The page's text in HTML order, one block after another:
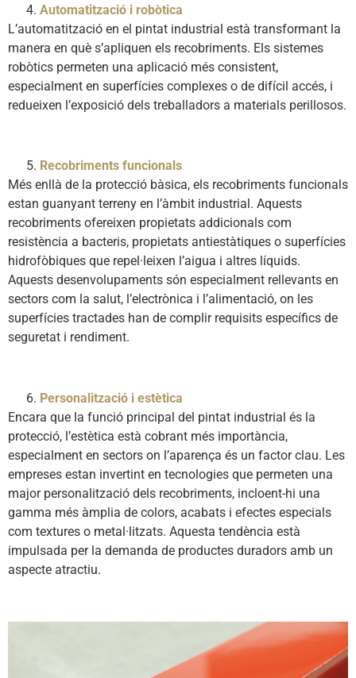
Automatització i robòtica
L’automatització en el pintat industrial està transformant la
manera en què s’apliquen els recobriments. Els sistemes
robòtics permeten una aplicació més consistent,
especialment en superfícies complexes o de difícil accés, i
redueixen l’exposició dels treballadors a materials perillosos.
Recobriments funcionals
Més enllà de la protecció bàsica, els recobriments funcionals
estan guanyant terreny en l’àmbit industrial. Aquests
recobriments ofereixen propietats addicionals com
resistència a bacteris, propietats antiestàtiques o superfícies
hidrofòbiques que repel·leixen l’aigua i altres líquids.
Aquests desenvolupaments són especialment rellevants en
sectors com la salut, l’electrònica i l’alimentació, on les
superfícies tractades han de complir requisits específics de
seguretat i rendiment.
Personalització i estètica
Encara que la funció principal del pintat industrial és la
protecció, l’estètica està cobrant més importància,
especialment en sectors on l’aparença és un factor clau. Les
empreses estan invertint en tecnologies que permeten una
major personalització dels recobriments, incloent-hi una
gamma més àmplia de colors, acabats i efectes especials
com textures o metal·litzats. Aquesta tendència està
impulsada per la demanda de productes duradors amb un
aspecte atractiu.